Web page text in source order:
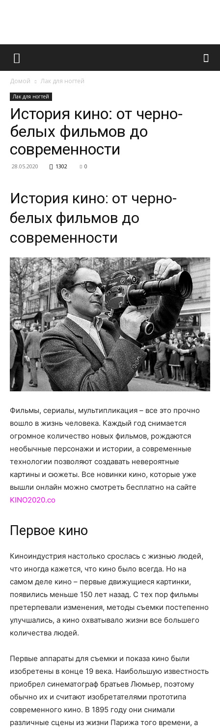
Французский
и
о
нем
Домой Лак для ногтей
Лак для ногтей
История кино: от черно-
белых фильмов до
современности
28.05.2020 1302 0
История кино: от черно-
белых фильмов до
современности
Фильмы, сериалы, мультипликация – все это прочно
вошло в жизнь человека. Каждый год снимается
огромное количество новых фильмов, рождаются
необычные персонажи и истории, а современные
технологии позволяют создавать невероятные
картины и сюжеты. Все новинки кино, которые уже
вышли онлайн можно смотреть бесплатно на сайте
KINO2020.co
Первое кино
Киноиндустрия настолько срослась с жизнью людей,
что иногда кажется, что кино было всегда. Но на
самом деле кино – первые движущиеся картинки,
появились меньше 150 лет назад. С тех пор фильмы
претерпевали изменения, методы съемки постепенно
улучшались, а кино охватывало жизни все большего
количества людей.
Первые аппараты для съемки и показа кино были
изобретены в конце 19 века. Наибольшую известность
приобрел синематограф братьев Люмьер, поэтому
обычно их и считают изобретателями прототипа
современного кино. В 1895 году они снимали
различные сцены из жизни Парижа того времени, а